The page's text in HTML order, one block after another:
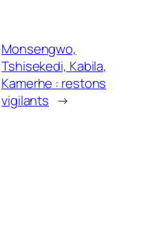
Monsengwo,
Tshisekedi, Kabila,
Kamerhe : restons
vigilants →